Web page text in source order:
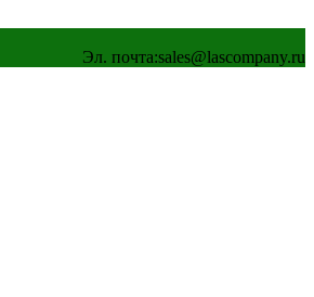
Эл. почта:sales@lascompany.ru